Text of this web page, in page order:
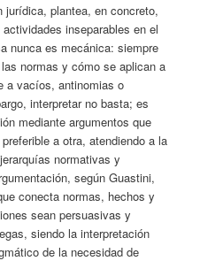
jurídica, plantea, en concreto,
inseparables en el
nunca es mecánica: siempre
normas y cómo se aplican a
a vacíos, antinomias o
interpretar no basta; es
mediante argumentos que
a otra, atendiendo a la
normativas y
según Guastini,
conecta normas, hechos y
sean persuasivas y
siendo la interpretación
de la necesidad de